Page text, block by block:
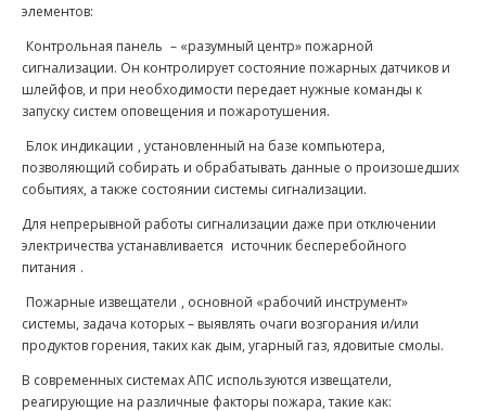
элементов:
Контрольная панель – «разумный центр» пожарной
сигнализации. Он контролирует состояние пожарных датчиков и
шлейфов, и при необходимости передает нужные команды к
запуску систем оповещения и пожаротушения.
Блок индикации , установленный на базе компьютера,
позволяющий собирать и обрабатывать данные о произошедших
событиях, а также состоянии системы сигнализации.
Для непрерывной работы сигнализации даже при отключении
электричества устанавливается источник бесперебойного
питания .
Пожарные извещатели , основной «рабочий инструмент»
системы, задача которых – выявлять очаги возгорания и/или
продуктов горения, таких как дым, угарный газ, ядовитые смолы.
В современных системах АПС используются извещатели,
реагирующие на различные факторы пожара, такие как: